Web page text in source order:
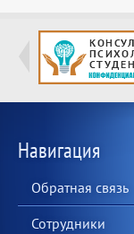
Навигация
Обратная связь
Сотрудники